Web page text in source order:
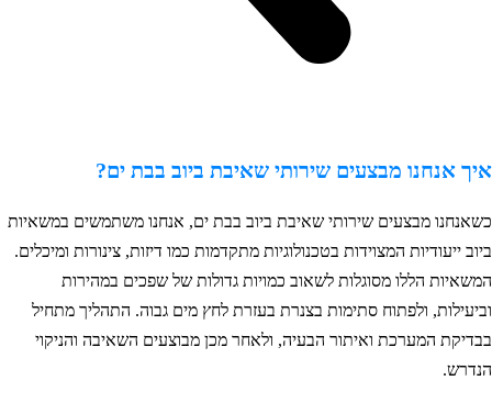
אנחנו מבצעים שירותי שאיבת ביוב בבת ים?
מבצעים שירותי שאיבת ביוב בבת ים, אנחנו משתמשים במשאיות
ייעודיות המצוידות בטכנולוגיות מתקדמות כמו דיזות, צינורות ומיכלים.
הללו מסוגלות לשאוב כמויות גדולות של שפכים במהירות
ולפתוח סתימות בצנרת בעזרת לחץ מים גבוה. התהליך מתחיל
המערכת ואיתור הבעיה, ולאחר מכן מבוצעים השאיבה והניקוי